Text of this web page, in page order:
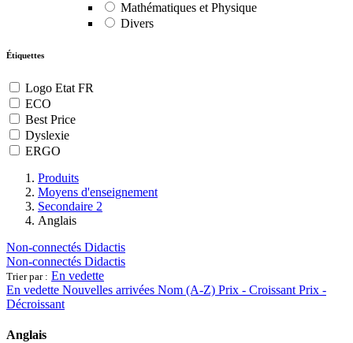
Mathématiques et Physique
Divers
Étiquettes
Logo Etat FR
ECO
Best Price
Dyslexie
ERGO
Produits
Moyens d'enseignement
Secondaire 2
Anglais
Non-connectés Didactis
Non-connectés Didactis
Trier par : En vedette
En vedette Nouvelles arrivées Nom (A-Z) Prix - Croissant Prix -
Décroissant
Anglais